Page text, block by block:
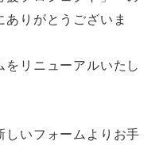
りがとうございま
をリニューアルいたし
しいフォームよりお手